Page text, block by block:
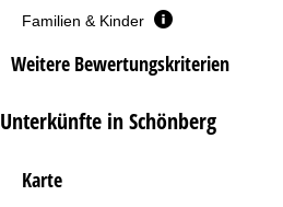
Familien & Kinder
Weitere Bewertungskriterien
Unterkünfte in Schönberg
Karte